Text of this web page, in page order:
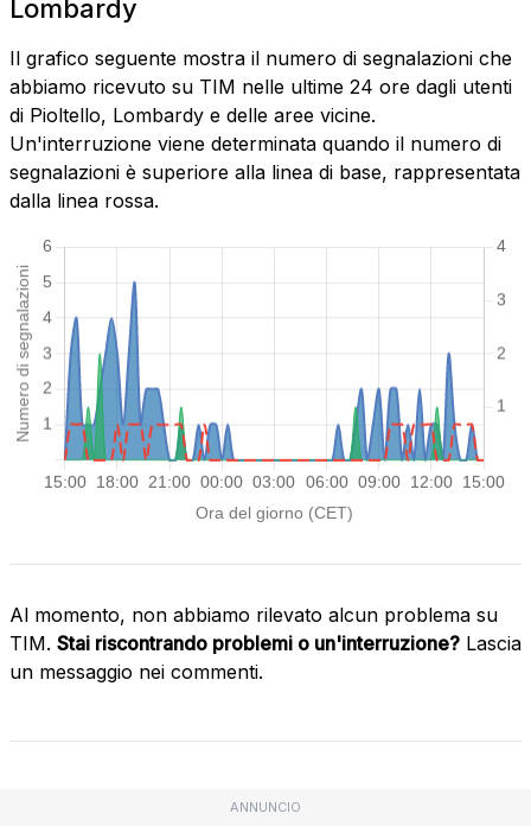
Lombardy
Il grafico seguente mostra il numero di segnalazioni che
abbiamo ricevuto su TIM nelle ultime 24 ore dagli utenti
di Pioltello, Lombardy e delle aree vicine.
Un'interruzione viene determinata quando il numero di
segnalazioni è superiore alla linea di base, rappresentata
dalla linea rossa.
Al momento, non abbiamo rilevato alcun problema su
TIM. Stai riscontrando problemi o un'interruzione? Lascia
un messaggio nei commenti.
ANNUNCIO